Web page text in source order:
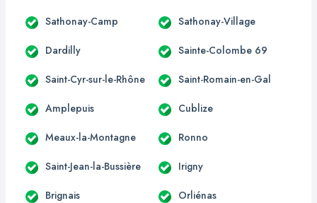
Sathonay-Camp Sathonay-Village
Dardilly Sainte-Colombe 69
Saint-Cyr-sur-le-Rhône Saint-Romain-en-Gal
Amplepuis Cublize
Meaux-la-Montagne Ronno
Saint-Jean-la-Bussière Irigny
Brignais Orliénas